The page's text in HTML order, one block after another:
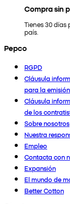
Compra sin
Tienes 30 días
país.
Pepco
RGPD
Cláusula
para la
Cláusula
de los
Sobre nosotros
Nuestra
Empleo
Contacta con
Expansión
El mundo de
Better Cotton